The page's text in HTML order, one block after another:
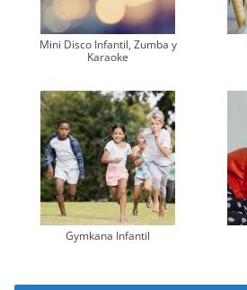
Mini Disco Infantil, Zumba y
Karaoke
Gymkana Infantil